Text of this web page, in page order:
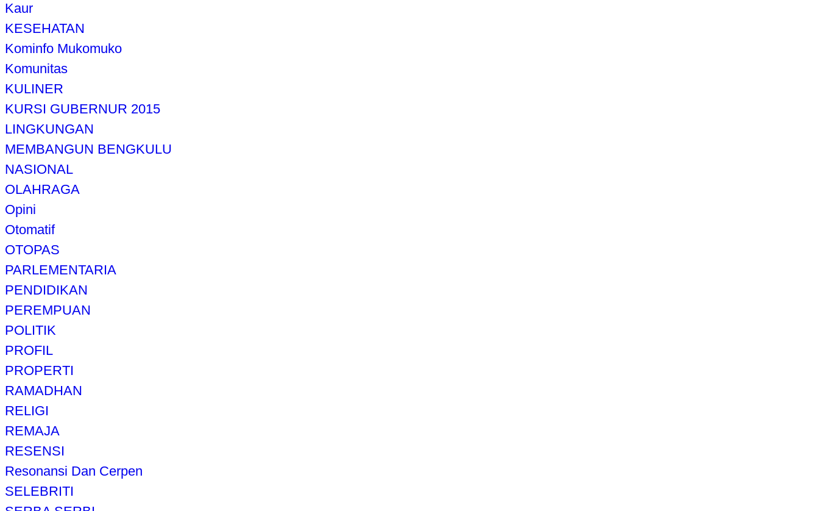
Kaur
KESEHATAN
Kominfo Mukomuko
Komunitas
KULINER
KURSI GUBERNUR 2015
LINGKUNGAN
MEMBANGUN BENGKULU
NASIONAL
OLAHRAGA
Opini
Otomatif
OTOPAS
PARLEMENTARIA
PENDIDIKAN
PEREMPUAN
POLITIK
PROFIL
PROPERTI
RAMADHAN
RELIGI
REMAJA
RESENSI
Resonansi Dan Cerpen
SELEBRITI